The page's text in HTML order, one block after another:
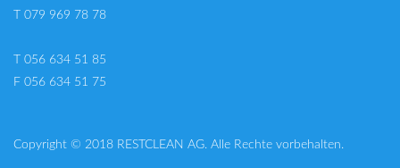
T 079 969 78 78
T 056 634 51 85
F 056 634 51 75
Copyright © 2018 RESTCLEAN AG. Alle Rechte vorbehalten.